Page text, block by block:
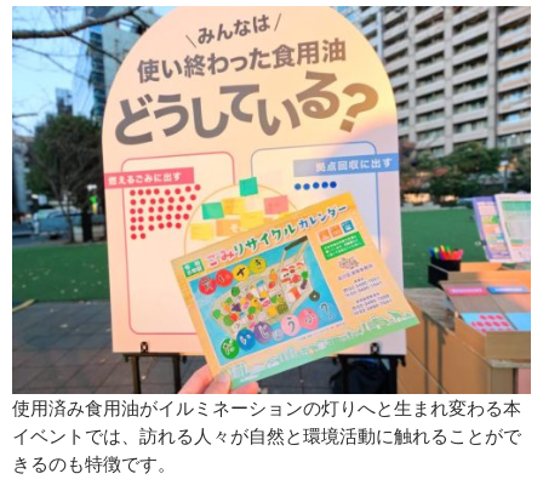
使用済み食用油がイルミネーションの灯りへと生まれ変わる本
イベントでは、訪れる人々が自然と環境活動に触れることがで
きるのも特徴です。